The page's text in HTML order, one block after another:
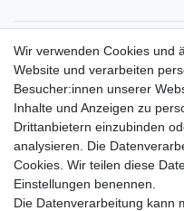
Gerne halten wir
VORNAME
E-MAIL **
Newsletter
Honig
Hiermit bestätige ich, dass ich die
Einwilligung kann ich jederzeit
Wir verwenden Cookies und
Website und verarbeiten
Besucher:innen unserer
Inhalte und Anzeigen zu
Drittanbietern einzubinden
analysieren. Die
Cookies. Wir teilen diese
Einstellungen benennen.
Die Datenverarbeitung kann